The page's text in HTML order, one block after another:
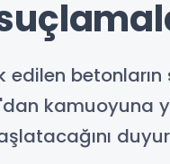
kamuoyuna